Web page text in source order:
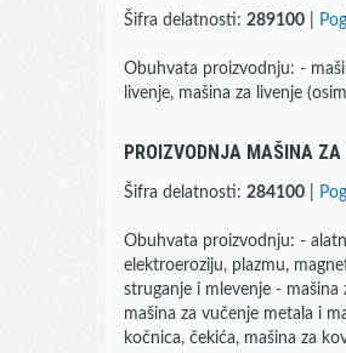
Šifra delatnosti: 289100
Obuhvata proizvodnju: -
livenje, mašina za livenje
PROIZVODNJA MAŠINA
Šifra delatnosti: 284100
Obuhvata proizvodnju: -
elektroeroziju, plazmu,
struganje i mlevenje - mašina
mašina za vučenje metala i
kočnica, čekića, mašina za